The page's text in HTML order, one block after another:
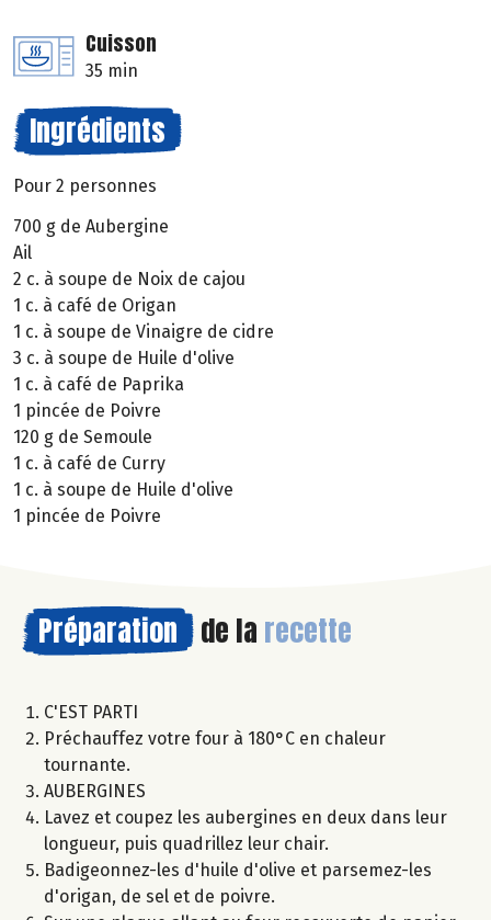
Cuisson
35 min
Ingrédients
Pour 2 personnes
700 g de Aubergine
Ail
2 c. à soupe de Noix de cajou
1 c. à café de Origan
1 c. à soupe de Vinaigre de cidre
3 c. à soupe de Huile d'olive
1 c. à café de Paprika
1 pincée de Poivre
120 g de Semoule
1 c. à café de Curry
1 c. à soupe de Huile d'olive
1 pincée de Poivre
Préparation de la recette
C'EST PARTI
Préchauffez votre four à 180°C en chaleur
tournante.
AUBERGINES
Lavez et coupez les aubergines en deux dans leur
longueur, puis quadrillez leur chair.
Badigeonnez-les d'huile d'olive et parsemez-les
d'origan, de sel et de poivre.